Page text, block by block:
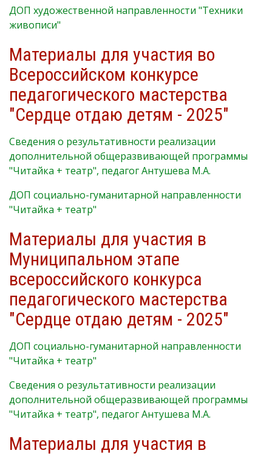
ДОП художественной направленности "Техники
живописи"
Материалы для участия во
Всероссийском конкурсе
педагогического мастерства
"Сердце отдаю детям - 2025"
Сведения о результативности реализации
дополнительной общеразвивающей программы
"Читайка + театр", педагог Антушева М.А.
ДОП социально-гуманитарной направленности
"Читайка + театр"
Материалы для участия в
Муниципальном этапе
всероссийского конкурса
педагогического мастерства
"Сердце отдаю детям - 2025"
ДОП социально-гуманитарной направленности
"Читайка + театр"
Сведения о результативности реализации
дополнительной общеразвивающей программы
"Читайка + театр", педагог Антушева М.А.
Материалы для участия в